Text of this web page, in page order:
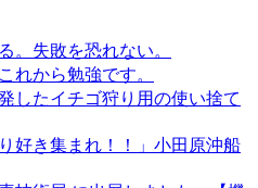
。失敗を恐れない。
れから勉強です。
したイチゴ狩り用の使い捨て
好き集まれ！！」小田原沖船